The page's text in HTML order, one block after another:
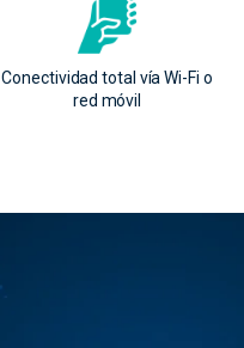
Conectividad total vía Wi-Fi o
red móvil